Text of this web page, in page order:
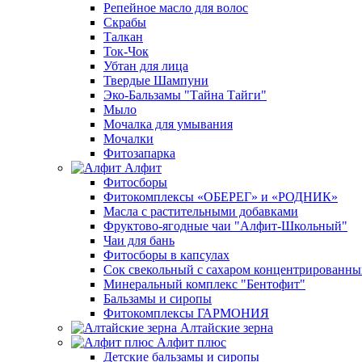
Репейное масло для волос
Скрабы
Талкан
Ток-Чок
Убтан для лица
Твердые Шампуни
Эко-Бальзамы "Тайна Тайги"
Мыло
Мочалка для умывания
Мочалки
Фитозапарка
Алфит
Фитосборы
Фитокомплексы «ОБЕРЕГ» и «РОДНИК»
Масла с растительными добавками
Фруктово-ягодные чаи "Алфит-Школьный"
Чаи для бань
Фитосборы в капсулах
Сок свекольный с сахаром
Минеральный комплекс "Бентофит"
Бальзамы и сиропы
Фитокомплексы ГАРМОНИЯ
Алтайские зерна
Алфит плюс
Детские бальзамы и сиропы